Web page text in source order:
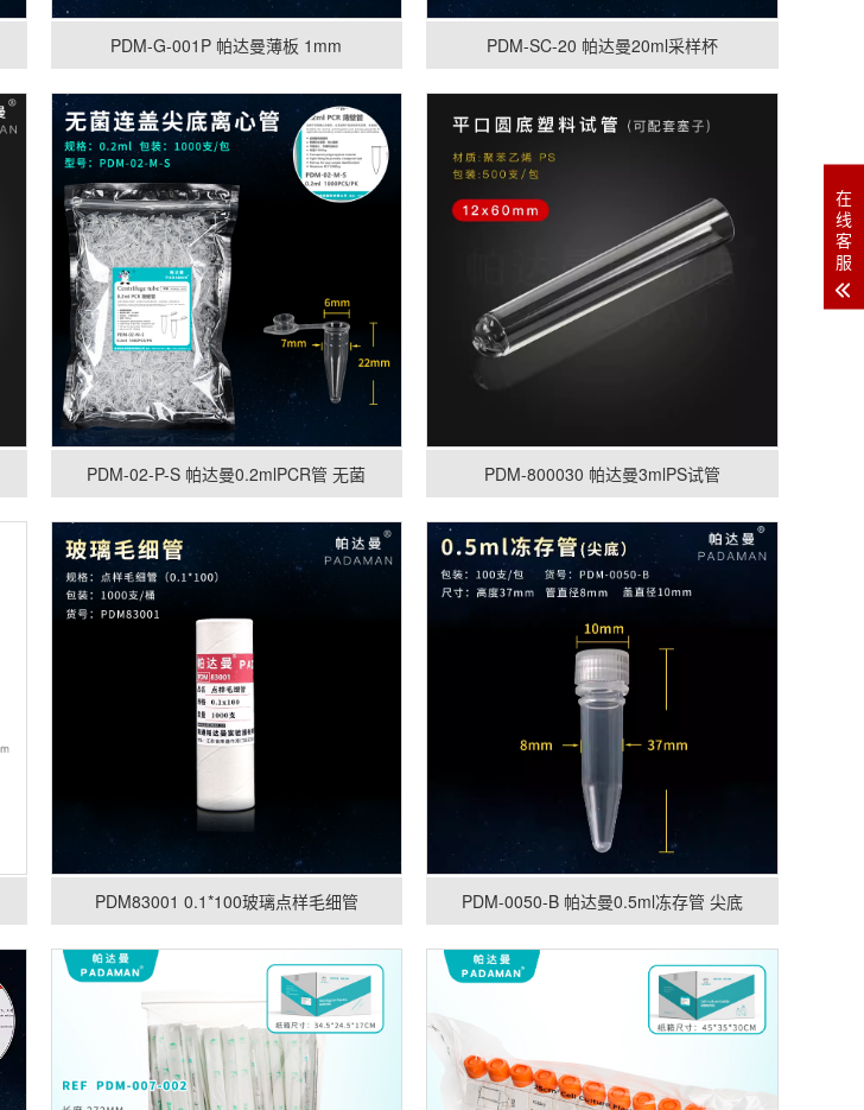
PDM-G-001P 帕达曼薄板 1mm PDM-SC-20 帕达曼20ml采样杯
PDM-02-P-S 帕达曼0.2mlPCR管 无菌 PDM-800030 帕达曼3mlPS试管
PDM83001 0.1*100玻璃点样毛细管 PDM-0050-B 帕达曼0.5ml冻存管 尖底
在
线
客
服